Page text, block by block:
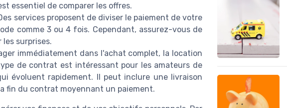
essentiel de comparer les offres.
services proposent de diviser le paiement de votre
comme 3 ou 4 fois. Cependant, assurez-vous de
surprises.
immédiatement dans l'achat complet, la location
de contrat est intéressant pour les amateurs de
évoluent rapidement. Il peut inclure une livraison
fin du contrat moyennant un paiement.